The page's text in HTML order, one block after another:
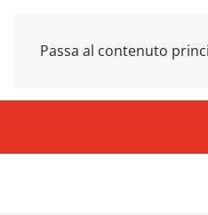
Passa al contenuto